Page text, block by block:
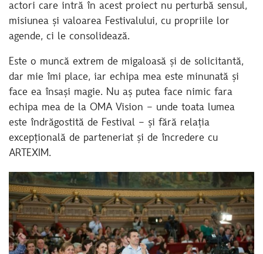
actori care intră în acest proiect nu perturbă sensul,
misiunea și valoarea Festivalului, cu propriile lor
agende, ci le consolidează.
Este o muncă extrem de migaloasă și de solicitantă,
dar mie îmi place, iar echipa mea este minunată și
face ea însași magie. Nu aș putea face nimic fara
echipa mea de la OMA Vision – unde toata lumea
este îndrăgostită de Festival – și fără relația
excepțională de parteneriat și de încredere cu
ARTEXIM.